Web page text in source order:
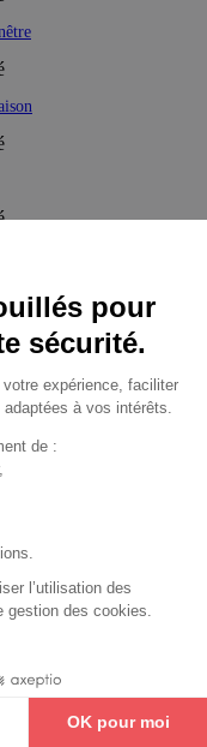
les personnes
pour
sécurité.
expérience, faciliter
à vos intérêts.
de :
l’utilisation des
des cookies.
OK pour moi